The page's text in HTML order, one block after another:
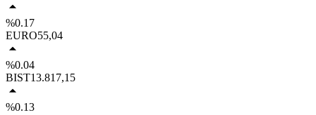
%0.17
EURO55,04
%0.04
BIST13.817,15
%0.13